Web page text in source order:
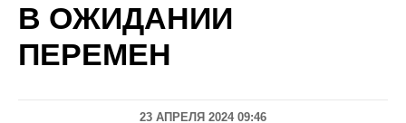
В ОЖИДАНИИ
ПЕРЕМЕН
23 АПРЕЛЯ 2024 09:46